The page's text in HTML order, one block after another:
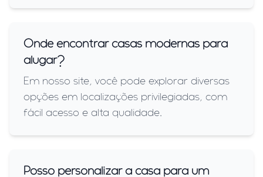
Onde encontrar casas modernas para
alugar?
Em nosso site, você pode explorar diversas
opções em localizações privilegiadas, com
fácil acesso e alta qualidade.
Posso personalizar a casa para um